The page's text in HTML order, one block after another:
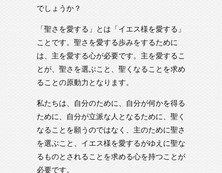
でしょうか？
「聖さを愛する」とは「イエス様を愛する」
ことです。聖さを愛する歩みをするために
は、主を愛する心が必要です。主を愛するこ
とが、聖さを選ぶこと、聖くなることを求め
ることの原動力となります。
私たちは、自分のために、自分が何かを得る
ために、自分が立派な人となるために、聖く
なることを願うのではなく、主のために聖さ
を選ぶこと、イエス様を愛するがゆえに聖な
るものとされることを求める心を持つことが
必要です。